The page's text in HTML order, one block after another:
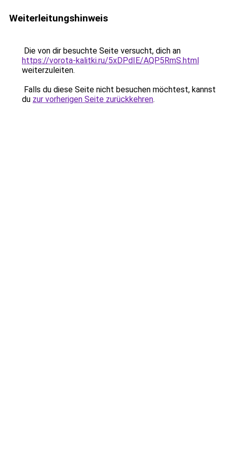
Weiterleitungshinweis
Die von dir besuchte Seite versucht, dich an
https://vorota-kalitki.ru/5xDPdIE/AQP5RmS.html
weiterzuleiten.
Falls du diese Seite nicht besuchen möchtest, kannst
du zur vorherigen Seite zurückkehren.